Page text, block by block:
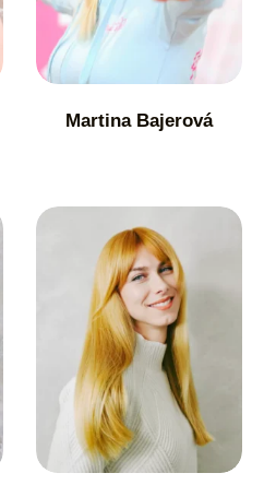
Martina Bajerová